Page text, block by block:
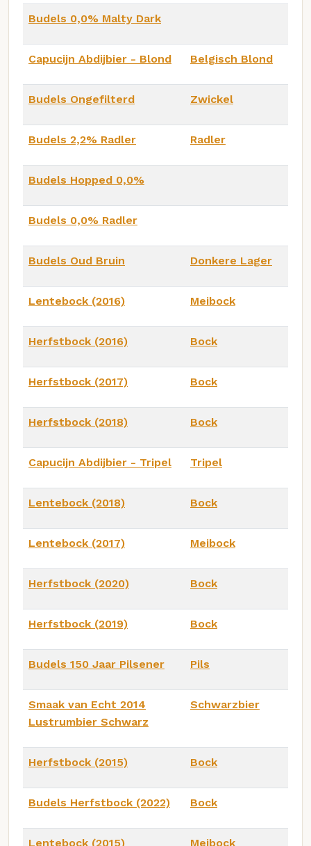
Budels 0,0% Malty Dark
Capucijn Abdijbier - Blond Belgisch Blond
Budels Ongefilterd Zwickel
Budels 2,2% Radler Radler
Budels Hopped 0,0%
Budels 0,0% Radler
Budels Oud Bruin Donkere Lager
Lentebock (2016) Meibock
Herfstbock (2016) Bock
Herfstbock (2017) Bock
Herfstbock (2018) Bock
Capucijn Abdijbier - Tripel Tripel
Lentebock (2018) Bock
Lentebock (2017) Meibock
Herfstbock (2020) Bock
Herfstbock (2019) Bock
Budels 150 Jaar Pilsener Pils
Smaak van Echt 2014
Lustrumbier Schwarz
Schwarzbier
Herfstbock (2015) Bock
Budels Herfstbock (2022) Bock
Lentebock (2015) Meibock